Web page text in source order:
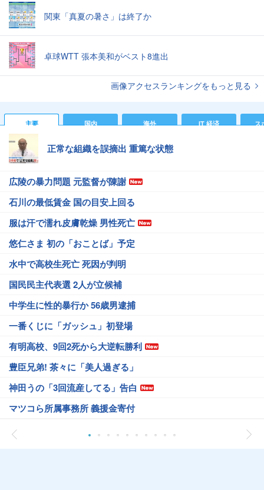
関東「真夏の暑さ」は終了か
卓球WTT 張本美和がベスト8進出
画像アクセスランキングをもっと見る
主要 国内 海外 IT 経済 ス
正常な組織を誤摘出 重篤な状態
広陵の暴力問題 元監督が陳謝
石川の最低賃金 国の目安上回る
服は汗で濡れ皮膚乾燥 男性死亡
悠仁さま 初の「おことば」予定
水中で高校生死亡 死因が判明
国民民主代表選 2人が立候補
中学生に性的暴行か 56歳男逮捕
一番くじに「ガッシュ」初登場
有明高校、9回2死から大逆転勝利
豊臣兄弟! 茶々に「美人過ぎる」
神田うの「3回流産してる」告白
マツコら所属事務所 義援金寄付